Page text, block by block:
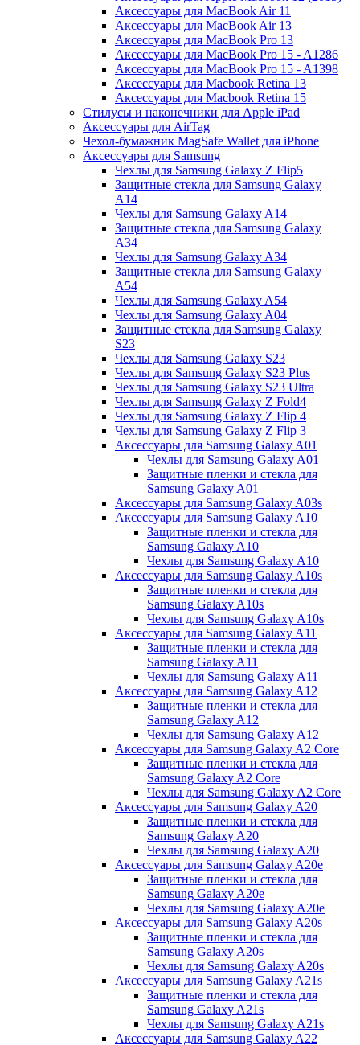
Аксессуары для MacBook Air 11
Аксессуары для MacBook Air 13
Аксессуары для MacBook Pro 13
Аксессуары для MacBook Pro 15 - A1286
Аксессуары для MacBook Pro 15 - A1398
Аксессуары для Macbook Retina 13
Аксессуары для Macbook Retina 15
Стилусы и наконечники для Apple iPad
Аксессуары для AirTag
Чехол-бумажник MagSafe Wallet для iPhone
Аксессуары для Samsung
Чехлы для Samsung Galaxy Z Flip5
Защитные стекла для Samsung Galaxy
A14
Чехлы для Samsung Galaxy A14
Защитные стекла для Samsung Galaxy
A34
Чехлы для Samsung Galaxy A34
Защитные стекла для Samsung Galaxy
A54
Чехлы для Samsung Galaxy A54
Чехлы для Samsung Galaxy A04
Защитные стекла для Samsung Galaxy
S23
Чехлы для Samsung Galaxy S23
Чехлы для Samsung Galaxy S23 Plus
Чехлы для Samsung Galaxy S23 Ultra
Чехлы для Samsung Galaxy Z Fold4
Чехлы для Samsung Galaxy Z Flip 4
Чехлы для Samsung Galaxy Z Flip 3
Аксессуары для Samsung Galaxy A01
Чехлы для Samsung Galaxy A01
Защитные пленки и стекла для
Samsung Galaxy A01
Аксессуары для Samsung Galaxy A03s
Аксессуары для Samsung Galaxy A10
Защитные пленки и стекла для
Samsung Galaxy A10
Чехлы для Samsung Galaxy A10
Аксессуары для Samsung Galaxy A10s
Защитные пленки и стекла для
Samsung Galaxy A10s
Чехлы для Samsung Galaxy A10s
Аксессуары для Samsung Galaxy A11
Защитные пленки и стекла для
Samsung Galaxy A11
Чехлы для Samsung Galaxy A11
Аксессуары для Samsung Galaxy A12
Защитные пленки и стекла для
Samsung Galaxy A12
Чехлы для Samsung Galaxy A12
Аксессуары для Samsung Galaxy A2 Core
Защитные пленки и стекла для
Samsung Galaxy A2 Core
Чехлы для Samsung Galaxy A2 Core
Аксессуары для Samsung Galaxy A20
Защитные пленки и стекла для
Samsung Galaxy A20
Чехлы для Samsung Galaxy A20
Аксессуары для Samsung Galaxy A20e
Защитные пленки и стекла для
Samsung Galaxy A20e
Чехлы для Samsung Galaxy A20e
Аксессуары для Samsung Galaxy A20s
Защитные пленки и стекла для
Samsung Galaxy A20s
Чехлы для Samsung Galaxy A20s
Аксессуары для Samsung Galaxy A21s
Защитные пленки и стекла для
Samsung Galaxy A21s
Чехлы для Samsung Galaxy A21s
Аксессуары для Samsung Galaxy A22